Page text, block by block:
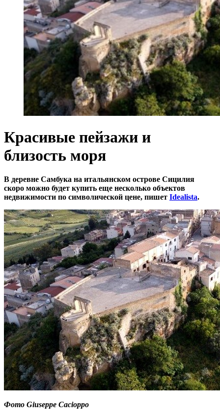
Красивые пейзажи и
близость моря
В деревне Самбука на итальянском острове Сицилия
скоро можно будет купить еще несколько объектов
недвижимости по символической цене, пишет Idealista.
Фото Giuseppe Cacioppo